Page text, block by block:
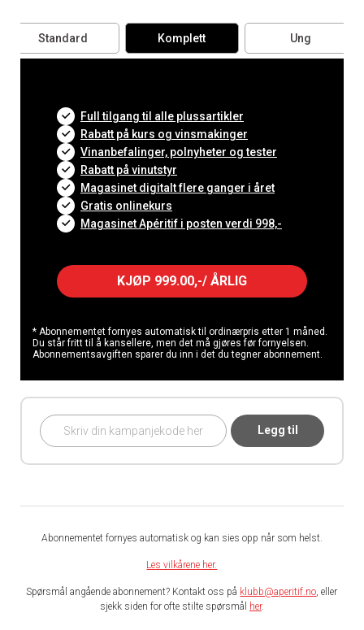
Standard Komplett Ung
Full tilgang til alle plussartikler
Rabatt på kurs og vinsmakinger
Vinanbefalinger, polnyheter og tester
Rabatt på vinutstyr
Magasinet digitalt flere ganger i året
Gratis onlinekurs
Magasinet Apéritif i posten verdi 998,-
KJØP 999.00,-/ ÅRLIG
* Abonnementet fornyes automatisk til ordinærpris etter 1 måned.
Du står fritt til å kansellere, men det må gjøres før fornyelsen.
Abonnementsavgiften sparer du inn i det du tegner abonnement.
Legg til
Abonnementet fornyes automatisk og kan sies opp når som helst.
Les vilkårene her.
Spørsmål angående abonnement? Kontakt oss på klubb@aperitif.no, eller
sjekk siden for ofte stilte spørsmål her.